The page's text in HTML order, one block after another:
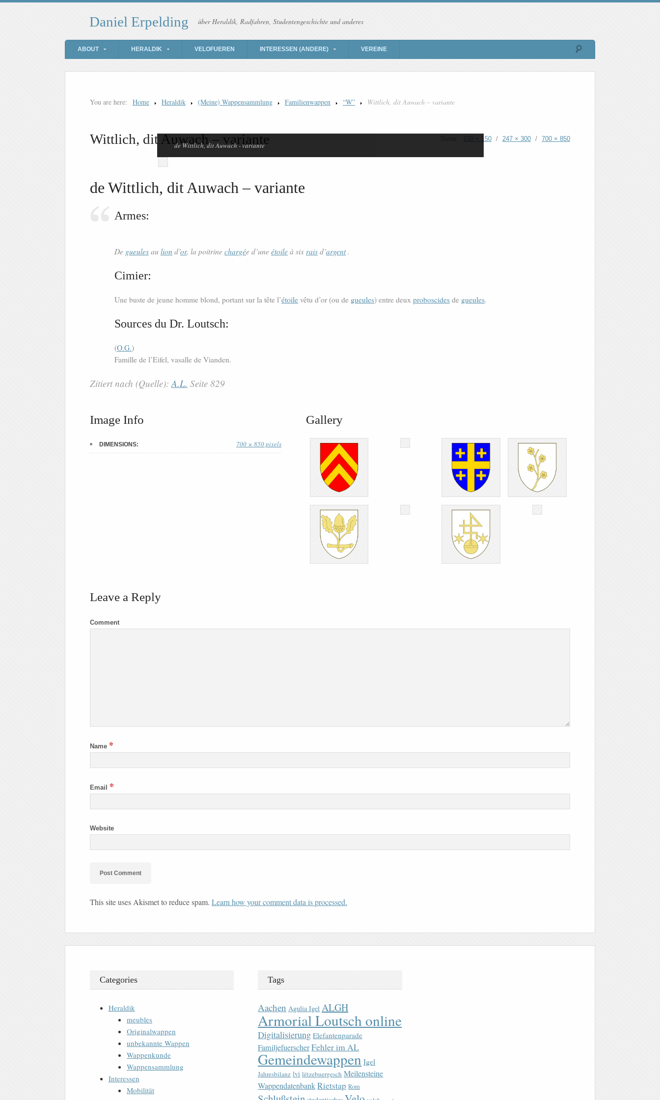
Daniel Erpelding über Heraldik, Radfahren, Studentengeschichte und anderes
ABOUT HERALDIK VELOFUEREN INTERESSEN (ANDERE) VEREINE
You are here: Home Heraldik (Meine) Wappensammlung Familienwappen “W” Wittlich, dit Auwach – variante
Wittlich, dit Auwach – variante 150 × 150 / 247 × 300 / 700 × 850
de Wittlich, dit Auwach - variante
de Wittlich, dit Auwach – variante
Armes:
De gueulesau lion d’or, la poitrinechargée d’uneétoileà sixraisd’argent.
Cimier:
Une buste de jeune homme blond, portant sur la tête l’étoile vêtu d’or (ou de gueules) entre deux proboscides de gueules.
Sources du Dr. Loutsch:
(O.G.)
Famille de l’Eifel, vasalle de Vianden.
Zitiert nach (Quelle):A.L. Seite 829
Image Info
DIMENSIONS: 700 × 850 pixels
Gallery
Leave a Reply
Comment
Name *
Email *
Website
This site uses Akismet to reduce spam. Learn how your comment data is processed.
Categories
Heraldik
meubles
Originalwappen
unbekannte Wappen
Wappenkunde
Wappensammlung
Interessen
Mobilität
Tags
Aachen Agulia Igel ALGH
Armorial Loutsch online
Digitalisierung Elefantenparade
FamiljefuerscherFehler im AL
Gemeindewappen Igel
Jahresbilanz lvi lëtzebuergesch Meilensteine
WappendatenbankRietstap Rom